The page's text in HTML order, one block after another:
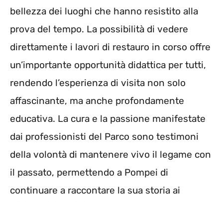
bellezza dei luoghi che hanno resistito alla
prova del tempo. La possibilità di vedere
direttamente i lavori di restauro in corso offre
un’importante opportunità didattica per tutti,
rendendo l’esperienza di visita non solo
affascinante, ma anche profondamente
educativa. La cura e la passione manifestate
dai professionisti del Parco sono testimoni
della volontà di mantenere vivo il legame con
il passato, permettendo a Pompei di
continuare a raccontare la sua storia ai